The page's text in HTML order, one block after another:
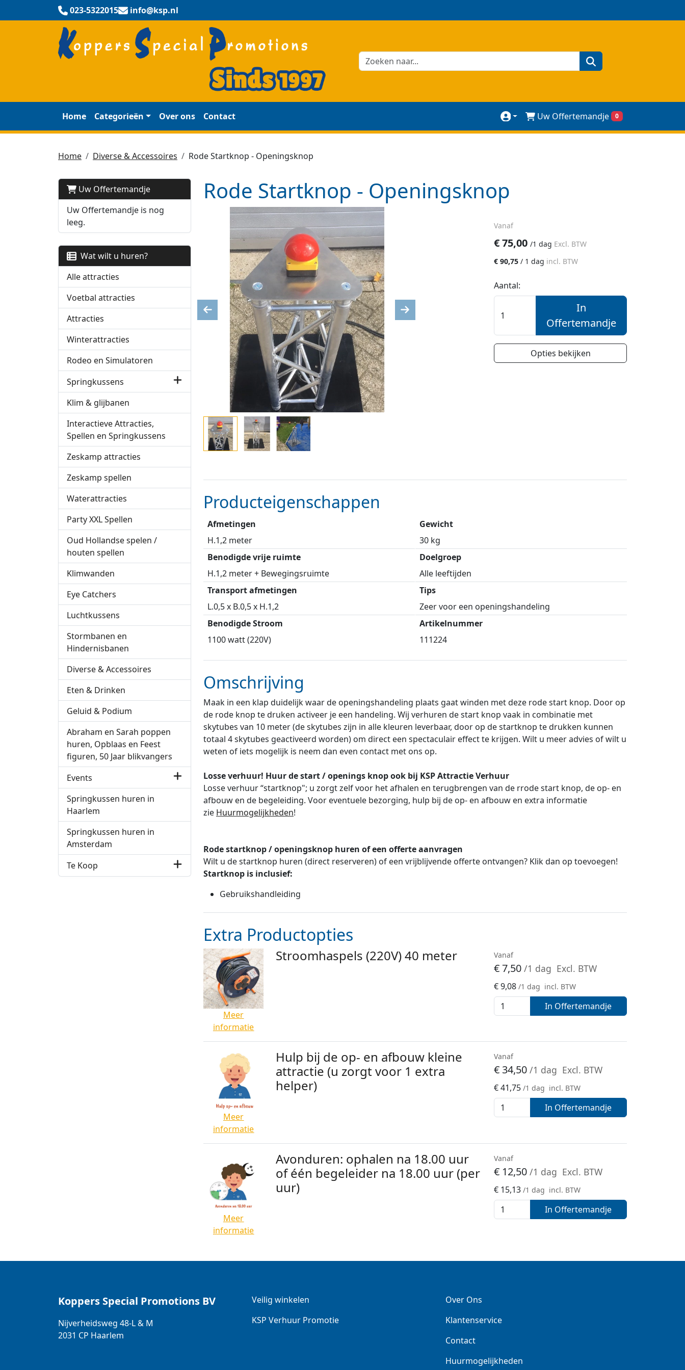
023-5322015 info@ksp.nl
zoeken
Home Categorieën Over ons Contact Uw Offertemandje 0
Home Diverse & Accessoires Rode Startknop - Openingsknop
Uw Offertemandje
Uw Offertemandje is nog
leeg.
Wat wilt u huren?
Alle attracties
Voetbal attracties
Attracties
Winterattracties
Rodeo en Simulatoren
Springkussens
Klim & glijbanen
Interactieve Attracties,
Spellen en Springkussens
Zeskamp attracties
Zeskamp spellen
Waterattracties
Party XXL Spellen
Oud Hollandse spelen /
houten spellen
Klimwanden
Eye Catchers
Luchtkussens
Stormbanen en
Hindernisbanen
Diverse & Accessoires
Eten & Drinken
Geluid & Podium
Abraham en Sarah poppen
huren, Opblaas en Feest
figuren, 50 Jaar blikvangers
Events
Springkussen huren in
Haarlem
Springkussen huren in
Amsterdam
Te Koop
Rode Startknop - Openingsknop
Vanaf
€75,00 /1 dag Excl. BTW
€ 90,75 / 1 dag incl. BTW
Aantal:
In
Offertemandje
Opties bekijken
Previous Next
Producteigenschappen
Afmetingen
H.1,2 meter
Benodigde vrije ruimte
H.1,2 meter + Bewegingsruimte
Transport afmetingen
L.0,5 x B.0,5 x H.1,2
Benodigde Stroom
1100 watt (220V)
Gewicht
30 kg
Doelgroep
Alle leeftijden
Tips
Zeer voor een openingshandeling
Artikelnummer
111224
Omschrijving
Maak in een klap duidelijk waar de openingshandeling plaats gaat winden met deze rode start knop. Door op
de rode knop te druken activeer je een handeling. Wij verhuren de start knop vaak in combinatie met
skytubes van 10 meter (de skytubes zijn in alle kleuren leverbaar, door op de startknop te drukken kunnen
totaal 4 skytubes geactiveerd worden) om direct een spectaculair effect te krijgen. Wilt u meer advies of wilt u
weten of iets mogelijk is neem dan even contact met ons op.
Losse verhuur! Huur de start / openings knop ook bij KSP Attractie Verhuur
Losse verhuur “startknop"; u zorgt zelf voor het afhalen en terugbrengen van de rrode start knop, de op- en
afbouw en de begeleiding. Voor eventuele bezorging, hulp bij de op- en afbouw en extra informatie
zie Huurmogelijkheden!
Rode startknop / openingsknop huren of een offerte aanvragen
Wilt u de startknop huren (direct reserveren) of een vrijblijvende offerte ontvangen? Klik dan op toevoegen!
Startknop is inclusief:
Gebruikshandleiding
Extra Productopties
Meer
informatie
Vanaf
€7,50 /1 dag Excl. BTW
€9,08 /1 dag incl. BTW
In Offertemandje
Stroomhaspels (220V) 40 meter
Meer
informatie
Vanaf
€ 34,50 /1 dag Excl. BTW
€41,75 /1 dag incl. BTW
In Offertemandje
Hulp bij de op- en afbouw kleine
attractie (u zorgt voor 1 extra
helper)
Meer
informatie
Vanaf
€ 12,50 /1 dag Excl. BTW
€ 15,13 /1 dag incl. BTW
In Offertemandje
Avonduren: ophalen na 18.00 uur
of één begeleider na 18.00 uur (per
uur)
Koppers Special Promotions BV
Nijverheidsweg 48-L & M
2031 CP Haarlem
Veilig winkelen
KSP Verhuur Promotie
Over Ons
Klantenservice
Contact
Huurmogelijkheden